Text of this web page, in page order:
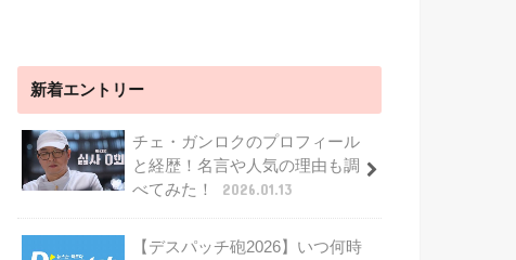
新着エントリー
チェ・ガンロクのプロフィール
と経歴！名言や人気の理由も調
べてみた！
2026.01.13
【デスパッチ砲2026】いつ何時